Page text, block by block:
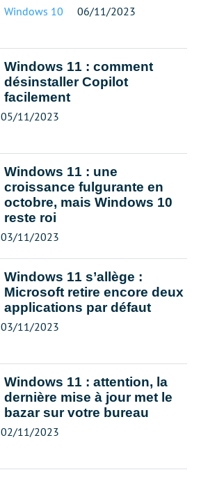
Windows 10 06/11/2023
Windows 11 : comment
désinstaller Copilot
facilement
05/11/2023
Windows 11 : une
croissance fulgurante en
octobre, mais Windows 10
reste roi
03/11/2023
Windows 11 s’allège :
Microsoft retire encore deux
applications par défaut
03/11/2023
Windows 11 : attention, la
dernière mise à jour met le
bazar sur votre bureau
02/11/2023